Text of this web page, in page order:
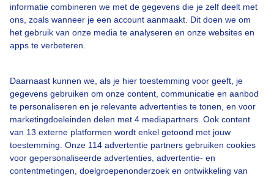
informatie combineren we met de gegevens die je zelf deelt met
ons, zoals wanneer je een account aanmaakt. Dit doen we om
het gebruik van onze media te analyseren en onze websites en
apps te verbeteren.
Daarnaast kunnen we, als je hier toestemming voor geeft, je
gegevens gebruiken om onze content, communicatie en aanbod
te personaliseren en je relevante advertenties te tonen, en voor
marketingdoeleinden delen met 4 mediapartners. Ook content
van 13 externe platformen wordt enkel getoond met jouw
toestemming. Onze 114 advertentie partners gebruiken cookies
voor gepersonaliseerde advertenties, advertentie- en
contentmetingen, doelgroepenonderzoek en ontwikkeling van
Bekijk slideshow
Een moment geduld aub...